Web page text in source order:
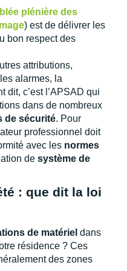
plénière des
) est de délivrer les
bon respect des
attributions,
alarmes, la
dit, c’est l’APSAD qui
dans de nombreux
de sécurité. Pour
professionnel doit
avec les normes
de système de
: que dit la loi
de matériel dans
résidence ? Ces
des zones